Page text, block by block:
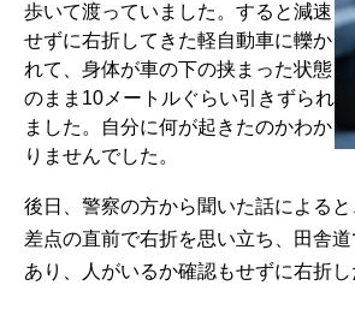
歩いて渡っていました。すると減速
せずに右折してきた軽自動車に轢か
れて、身体が車の下の挟まった状態
のまま10メートルぐらい引きずられ
ました。自分に何が起きたのかわか
りませんでした。
後日、警察の方から聞いた話による
差点の直前で右折を思い立ち、田舎
あり、人がいるか確認もせずに右折し